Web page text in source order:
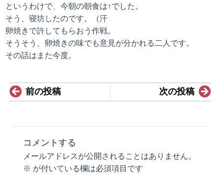
というわけで、今朝の朝食は↑でした。
そう、寝坊したのです。（汗
卵焼きで許してもらおう作戦。
そうそう、卵焼きの味でも意見が分かれる二人です。
その話はまた今度。
Prev
前の投稿 次の投稿
コメントする
メールアドレスが公開されることはありません。
※ が付いている欄は必須項目です